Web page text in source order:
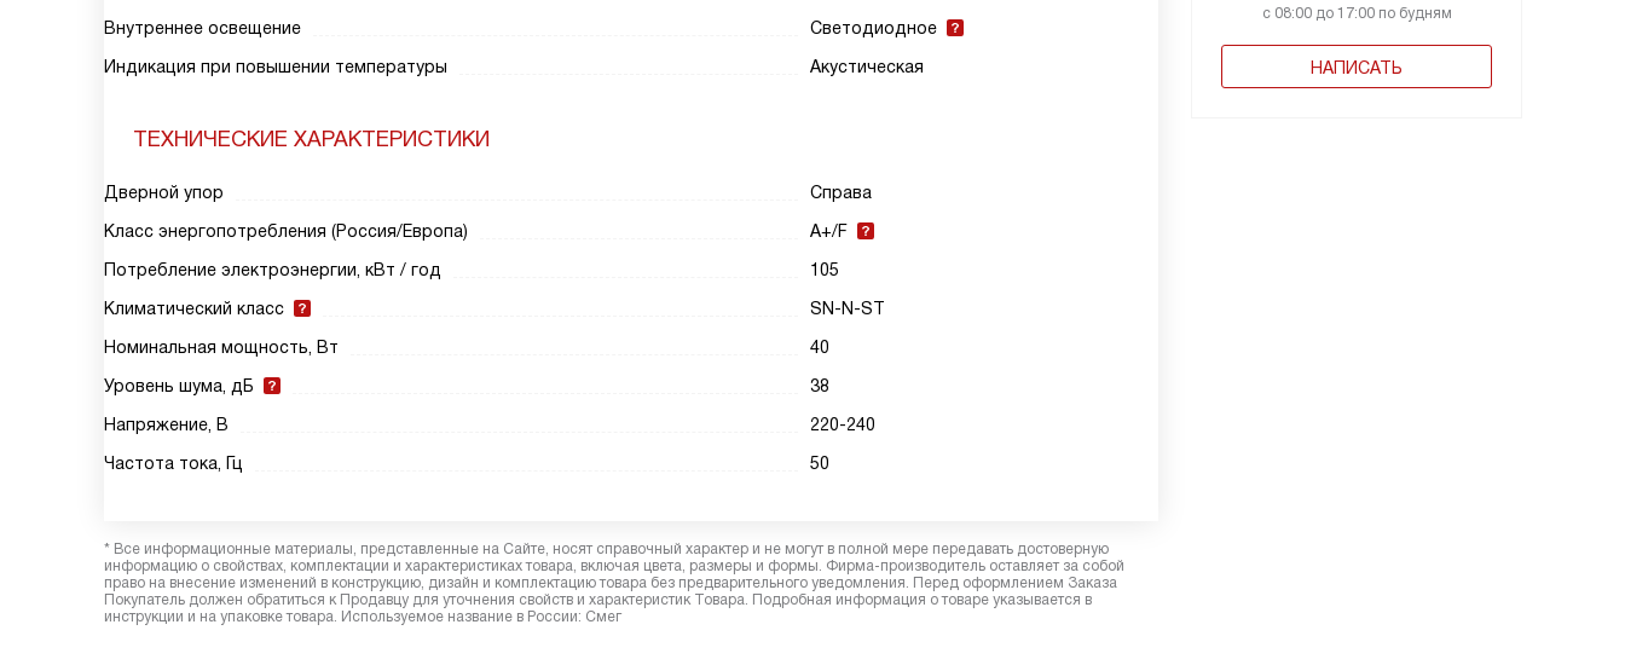
с 08:00 до 17:00 по будням
НАПИСАТЬ
Внутреннее освещение
Светодиодное
Индикация при повышении температуры
Акустическая
ТЕХНИЧЕСКИЕ ХАРАКТЕРИСТИКИ
Дверной упор
Справа
Класс энергопотребления (Россия/Европа)
A+/F
Потребление электроэнергии, кВт / год
105
Климатический класс
SN-N-ST
Номинальная мощность, Вт
40
Уровень шума, дБ
38
Напряжение, В
220-240
Частота тока, Гц
50
* Все информационные материалы, представленные на Сайте, носят справочный характер и не могут в полной мере передавать достоверную
информацию о свойствах, комплектации и характеристиках товара, включая цвета, размеры и формы. Фирма-производитель оставляет за собой
право на внесение изменений в конструкцию, дизайн и комплектацию товара без предварительного уведомления. Перед оформлением Заказа
Покупатель должен обратиться к Продавцу для уточнения свойств и характеристик Товара. Подробная информация о товаре указывается в
инструкции и на упаковке товара. Используемое название в России: Смег